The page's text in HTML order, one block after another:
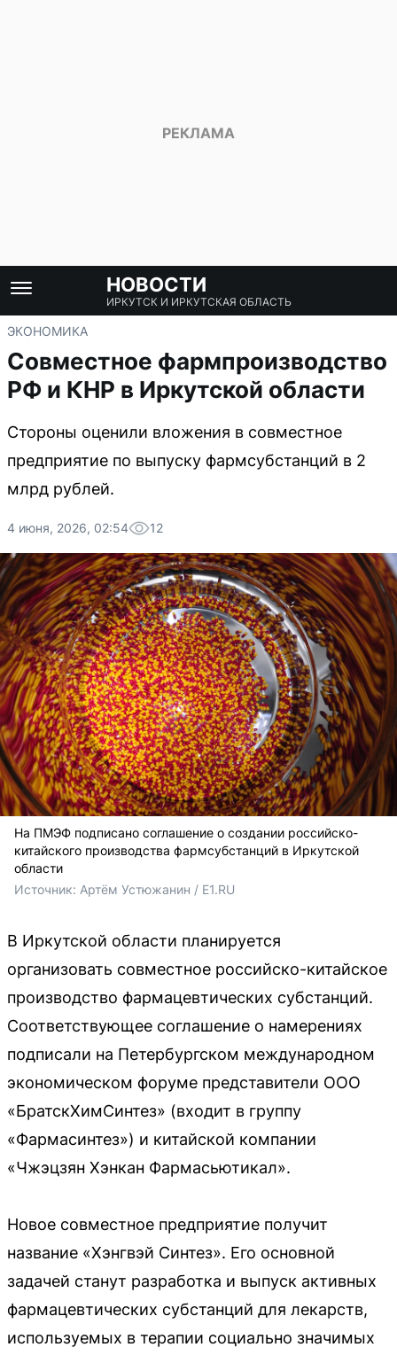
НОВОСТИ
ИРКУТСК И ИРКУТСКАЯ ОБЛАСТЬ
ЭКОНОМИКА
Совместное фармпроизводство
РФ и КНР в Иркутской области
Стороны оценили вложения в совместное
предприятие по выпуску фармсубстанций в 2
млрд рублей.
4 июня, 2026, 02:54 12
На ПМЭФ подписано соглашение о создании российско-
китайского производства фармсубстанций в Иркутской
области
Источник: Артём Устюжанин / E1.RU
В Иркутской области планируется
организовать совместное российско-китайское
производство фармацевтических субстанций.
Соответствующее соглашение о намерениях
подписали на Петербургском международном
экономическом форуме представители ООО
«БратскХимСинтез» (входит в группу
«Фармасинтез») и китайской компании
«Чжэцзян Хэнкан Фармасьютикал».
Новое совместное предприятие получит
название «Хэнгвэй Синтез». Его основной
задачей станут разработка и выпуск активных
фармацевтических субстанций для лекарств,
используемых в терапии социально значимых